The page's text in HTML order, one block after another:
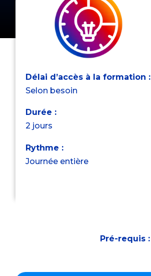
Délai d’accès à la formation :
Selon besoin
Durée :
2 jours
Rythme :
Journée entière
Pré-requis :